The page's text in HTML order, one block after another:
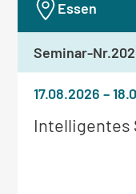
Weitere
Intelligentes
17.08.2026–
Essen
Seminar-Nr.